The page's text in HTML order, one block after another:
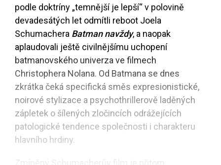
podle doktríny „temnější je lepší“ v polovině
devadesátých let odmítli reboot Joela
Schumachera Batman navždy, a naopak
aplaudovali ještě civilnějšímu uchopení
batmanovského univerza ve filmech
Christophera Nolana. Od Batmana se dnes
zkrátka čeká specifická směs expresionistické,
noirové stylizace a psychothrillerově laděných
zápletek o šílených zločincích odrážejících
patologické tendence společnosti i charakteru
hlavního hrdiny.